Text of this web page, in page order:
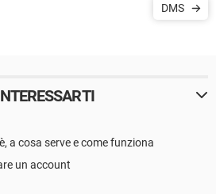
DMS
a cosa serve e come funziona
un account